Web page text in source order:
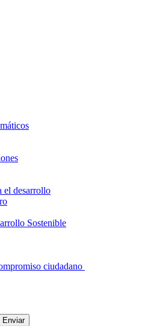
el desarrollo
Sostenible
ciudadano